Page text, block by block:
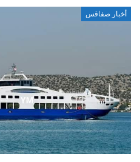
أخبار صفاقس